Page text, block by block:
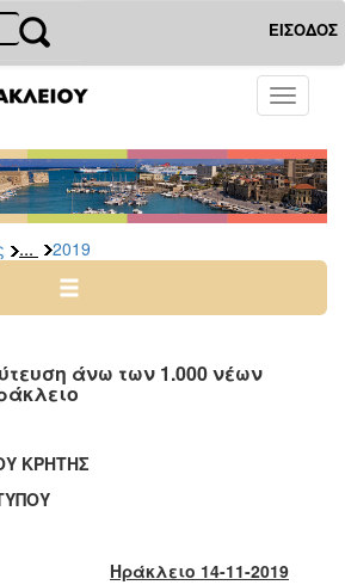
ΕΙΣΟΔΟΣ
Toggle
... 2019
άνω των 1.000 νέων
ΚΡΗΤΗΣ
Ηράκλειο 14-11-2019